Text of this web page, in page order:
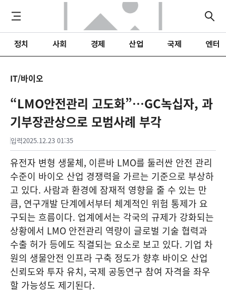
정치 사회 경제 산업 국제 엔터
IT/바이오
“LMO안전관리 고도화”…GC녹십자, 과
기부장관상으로 모범사례 부각
입력2025.12.23 01:35
유전자 변형 생물체, 이른바 LMO를 둘러싼 안전 관리
수준이 바이오 산업 경쟁력을 가르는 기준으로 부상하
고 있다. 사람과 환경에 잠재적 영향을 줄 수 있는 만
큼, 연구개발 단계에서부터 체계적인 위험 통제가 요
구되는 흐름이다. 업계에서는 각국의 규제가 강화되는
상황에서 LMO 안전관리 역량이 글로벌 기술 협력과
수출 허가 등에도 직결되는 요소로 보고 있다. 기업 차
원의 생물안전 인프라 구축 정도가 향후 바이오 산업
신뢰도와 투자 유치, 국제 공동연구 참여 자격을 좌우
할 가능성도 제기된다.